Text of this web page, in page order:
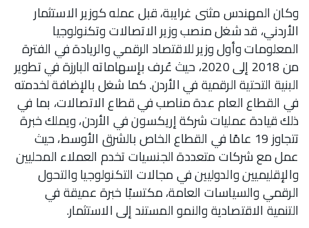
وكان المهندس مثنى غرايبة، قبل عمله كوزير الاستثمار
الأردني، قد شغل منصب وزير الاتصالات وتكنولوجيا
المعلومات وأول وزير للاقتصاد الرقمي والريادة في الفترة
من 2018 إلى 2020، حيث عُرف بإسهاماته البارزة في تطوير
البنية التحتية الرقمية في الأردن. كما شغل بالإضافة لخدمته
في القطاع العام عدة مناصب في قطاع الاتصالات، بما في
ذلك قيادة عمليات شركة إريكسون في الأردن، ويملك خبرة
تتجاوز 19 عامًا في القطاع الخاص بالشرق الأوسط، حيث
عمل مع شركات متعددة الجنسيات تخدم العملاء المحليين
والإقليميين والدوليين في مجالات التكنولوجيا والتحول
الرقمي والسياسات العامة، مكتسبًا خبرة عميقة في
التنمية الاقتصادية والنمو المستند إلى الاستثمار.